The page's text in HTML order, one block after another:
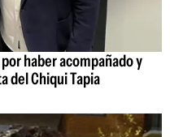
haber acompañado y
del Chiqui Tapia